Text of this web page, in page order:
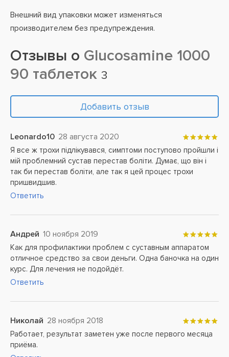
Внешний вид упаковки может изменяться
производителем без предупреждения.
Отзывы о Glucosamine 1000
90 таблеток 3
Добавить отзыв
Leonardo10 28 августа 2020
Я все ж трохи підлікувався, симптоми поступово пройшли і
мій проблемний сустав перестав боліти. Думає, що він і
так би перестав боліти, але так я цей процес трохи
пришвидшив.
Ответить
Андрей 10 ноября 2019
Как для профилактики проблем с суставным аппаратом
отличное средство за свои деньги. Одна баночка на один
курс. Для лечения не подойдёт.
Ответить
Николай 28 ноября 2018
Работает, результат заметен уже после первого месяца
приёма.